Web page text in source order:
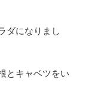
ダになりまし
とキャベツをい